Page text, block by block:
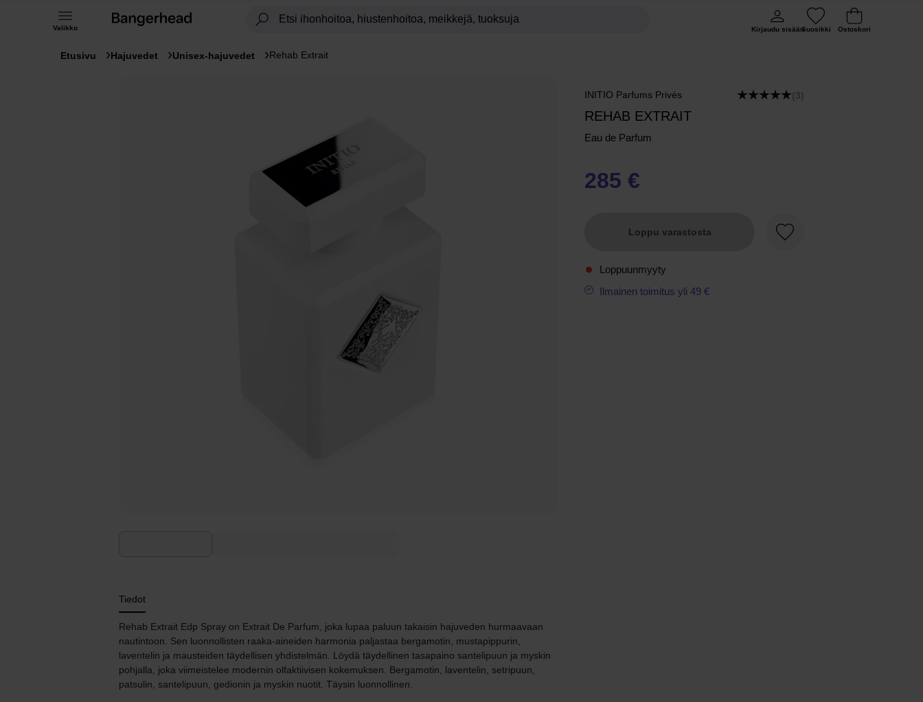
Valikko Kirjaudu sisäänSuosikki Ostoskori
Etusivu Hajuvedet Unisex-hajuvedet Rehab Extrait
INITIO Parfums Privés (3)
REHAB EXTRAIT
Eau de Parfum
285 €
Loppu varastosta
Suosikki
Loppuunmyyty
Ilmainen toimitus yli 49 €
Tiedot
Rehab Extrait Edp Spray on Extrait De Parfum, joka lupaa paluun takaisin hajuveden hurmaavaan
nautintoon. Sen luonnollisten raaka-aineiden harmonia paljastaa bergamotin, mustapippurin,
laventelin ja mausteiden täydellisen yhdistelmän. Löydä täydellinen tasapaino santelipuun ja myskin
pohjalla, joka viimeistelee modernin olfaktiivisen kokemuksen. Bergamotin, laventelin, setripuun,
patsulin, santelipuun, gedionin ja myskin nuotit. Täysin luonnollinen.